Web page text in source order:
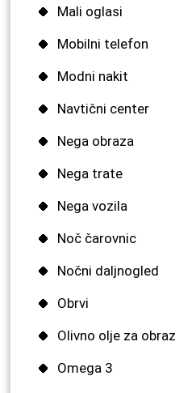
Mali oglasi
Mobilni telefon
Modni nakit
Navtični center
Nega obraza
Nega trate
Nega vozila
Noč čarovnic
Nočni daljnogled
Obrvi
Olivno olje za obraz
Omega 3